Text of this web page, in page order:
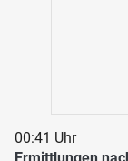
00:41 Uhr